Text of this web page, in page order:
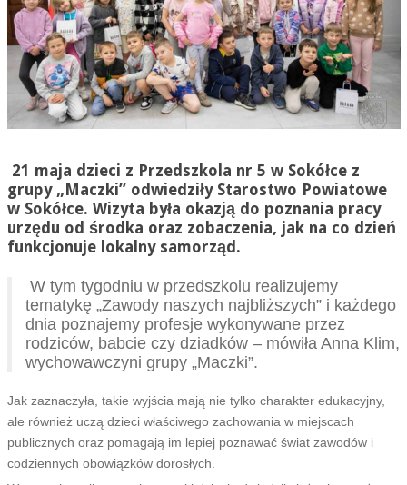
21 maja dzieci z Przedszkola nr 5 w Sokółce z
grupy „Maczki” odwiedziły Starostwo Powiatowe
w Sokółce. Wizyta była okazją do poznania pracy
urzędu od środka oraz zobaczenia, jak na co dzień
funkcjonuje lokalny samorząd.
W tym tygodniu w przedszkolu realizujemy
tematykę „Zawody naszych najbliższych” i każdego
dnia poznajemy profesje wykonywane przez
rodziców, babcie czy dziadków – mówiła Anna Klim,
wychowawczyni grupy „Maczki”.
Jak zaznaczyła, takie wyjścia mają nie tylko charakter edukacyjny,
ale również uczą dzieci właściwego zachowania w miejscach
publicznych oraz pomagają im lepiej poznawać świat zawodów i
codziennych obowiązków dorosłych.